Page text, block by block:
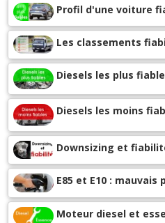
Une durite de gasoil et un
250000 km.(+)
Joint de carter de
l'autre. Ça ne marche pas fort
-Détecteur de freinage
chaque voyage(+)
Boîte auto à changer à
aucune aide de Nissan, je
et Nissan me fait poireauter,
-Ventilateur fragile.
(+)
Profil d'une voiture
Les classements
Diesels les plus
Diesels les moins
Downsizing et
E85 et E10 :
Moteur diesel et